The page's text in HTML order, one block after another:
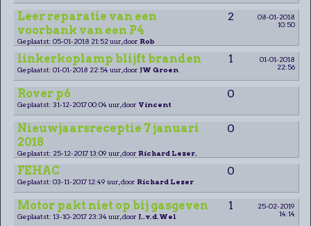
Leer reparatie van een
voorbank van een P4
2
08-01-2018
10:50
Geplaatst: 05-01-2018 21:52 uur, door Rob
linkerkoplamp blijft branden 1
01-01-2018
22:56
Geplaatst: 01-01-2018 22:54 uur, door JW Groen
Rover p6 0
Geplaatst: 31-12-2017 00:04 uur, door Vincent
Nieuwjaarsreceptie 7 januari
2018
0
Geplaatst: 25-12-2017 13:09 uur, door Richard Lezer.
FEHAC 0
Geplaatst: 03-11-2017 12:49 uur, door Richard Lezer
Motor pakt niet op bij gasgeven 1
25-02-2019
14:14
Geplaatst: 13-10-2017 23:34 uur, door J..v.d.Wel